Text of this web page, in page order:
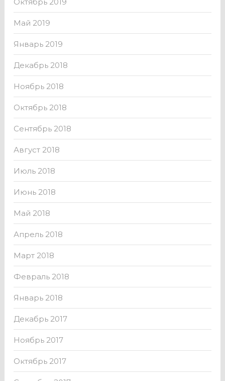
Май 2019
Январь 2019
Декабрь 2018
Ноябрь 2018
Октябрь 2018
Сентябрь 2018
Август 2018
Июль 2018
Июнь 2018
Май 2018
Апрель 2018
Март 2018
Февраль 2018
Январь 2018
Декабрь 2017
Ноябрь 2017
Октябрь 2017